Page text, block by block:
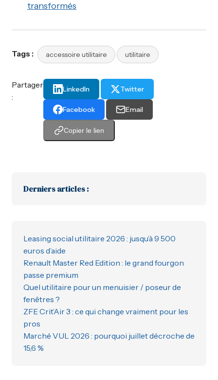
transformés
Tags : accessoire utilitaire utilitaire
Partager
:
LinkedIn Twitter
Facebook Email
Copier le lien
Derniers articles :
Leasing social utilitaire 2026 : jusqu’à 9 500
euros d’aide
Renault Master Red Edition : le grand fourgon
passe premium
Quel utilitaire pour un menuisier / poseur de
fenêtres ?
ZFE Crit’Air 3 : ce qui change vraiment pour les
pros
Marché VUL 2026 : pourquoi juillet décroche de
15,6 %